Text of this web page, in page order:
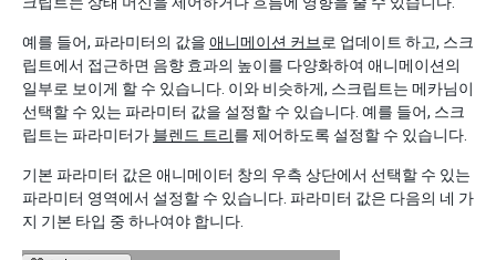
예를 들어, 파라미터의 값을 애니메이션 커브 로 업데이트 하고, 스크
립트에서 접근하면 음향 효과의 높이를 다양화하여 애니메이션의
일부로 보이게 할 수 있습니다. 이와 비슷하게, 스크립트는 메카님이
선택할 수 있는 파라미터 값을 설정할 수 있습니다. 예를 들어, 스크
립트는 파라미터가 블렌드 트리를 제어하도록 설정할 수 있습니다.
기본 파라미터 값은 애니메이터 창의 우측 상단에서 선택할 수 있는
파라미터 영역에서 설정할 수 있습니다. 파라미터 값은 다음의 네 가
지 기본 타입 중 하나여야 합니다.